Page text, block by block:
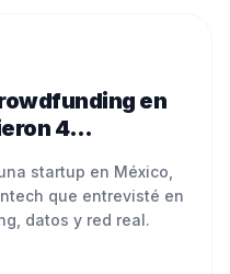
en
4
startup en México,
que entrevisté en
datos y red real.